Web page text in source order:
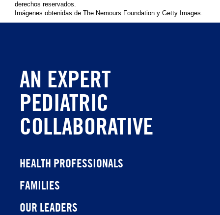
derechos reservados.
Imágenes obtenidas de The Nemours Foundation y Getty Images.
AN EXPERT
PEDIATRIC
COLLABORATIVE
HEALTH PROFESSIONALS
FAMILIES
OUR LEADERS